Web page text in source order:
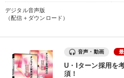
デジタル音声版
（配信＋ダウンロード）
音声・動画
U・Iターン採用を
須！